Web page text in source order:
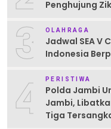
Penghujung
3 OLAHRAGA
Jadwal SEA V
Indonesia
4 PERISTIWA
Polda Jambi
Jambi,
Tiga